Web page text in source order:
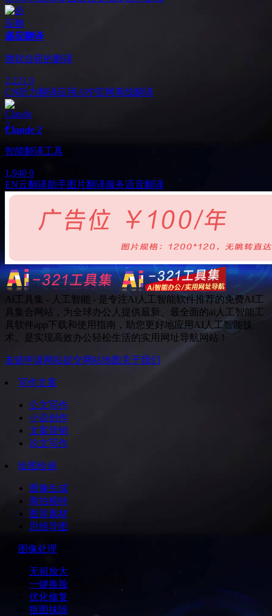
必应翻译
微软自研的翻译
2,221 0
CN听力翻译应用APP官网离线翻译
Claude 2
智能翻译工具
1,940 0
EN云翻译助手图片翻译服务语音翻译
Ai工具集 - 人工智能 - 是专注Ai人工智能软件推荐的免费AI工
具集合网站，为全球办公人提供最新、最全面的ai人工智能工
具软件app下载和使用指南，助您更好地应用AI人工智能技
术。是实现高效办公轻松生活的实用网址导航网站！
友链申请网站提交网站地图 关于我们
写作文案
公文写作
小说创作
文案营销
论文写作
绘图绘画
图像生成
商拍模特
图库素材
思维导图
图像处理
无损放大
一键换脸
优化修复
抠图抹除